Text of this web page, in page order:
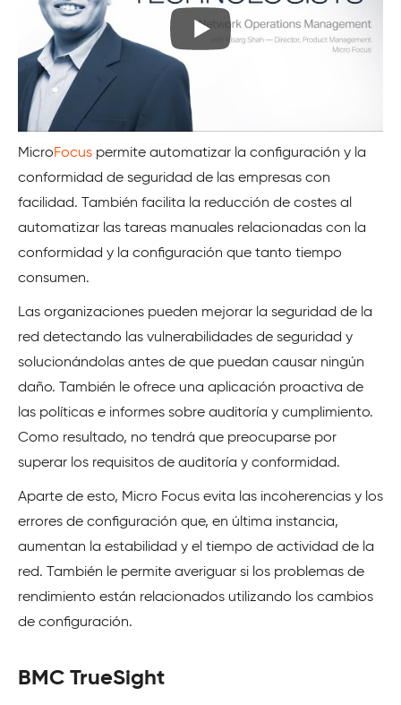
MicroFocus permite automatizar la configuración y la
conformidad de seguridad de las empresas con
facilidad. También facilita la reducción de costes al
automatizar las tareas manuales relacionadas con la
conformidad y la configuración que tanto tiempo
consumen.
Las organizaciones pueden mejorar la seguridad de la
red detectando las vulnerabilidades de seguridad y
solucionándolas antes de que puedan causar ningún
daño. También le ofrece una aplicación proactiva de
las políticas e informes sobre auditoría y cumplimiento.
Como resultado, no tendrá que preocuparse por
superar los requisitos de auditoría y conformidad.
Aparte de esto, Micro Focus evita las incoherencias y los
errores de configuración que, en última instancia,
aumentan la estabilidad y el tiempo de actividad de la
red. También le permite averiguar si los problemas de
rendimiento están relacionados utilizando los cambios
de configuración.
BMC TrueSight